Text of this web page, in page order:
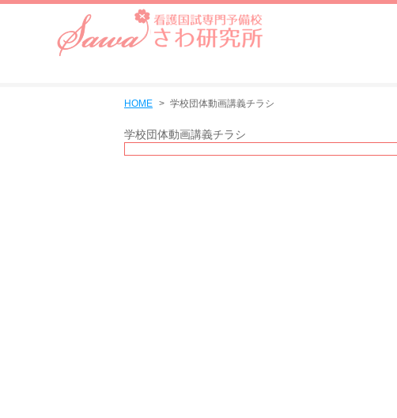
HOME 学校団体動画講義チラシ
学校団体動画講義チラシ